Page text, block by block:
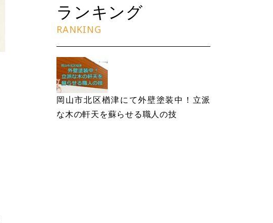
ランキング
RANKING
岡山市北区楢津にて外壁塗装中！立派
な木の軒天を蘇らせる職人の技